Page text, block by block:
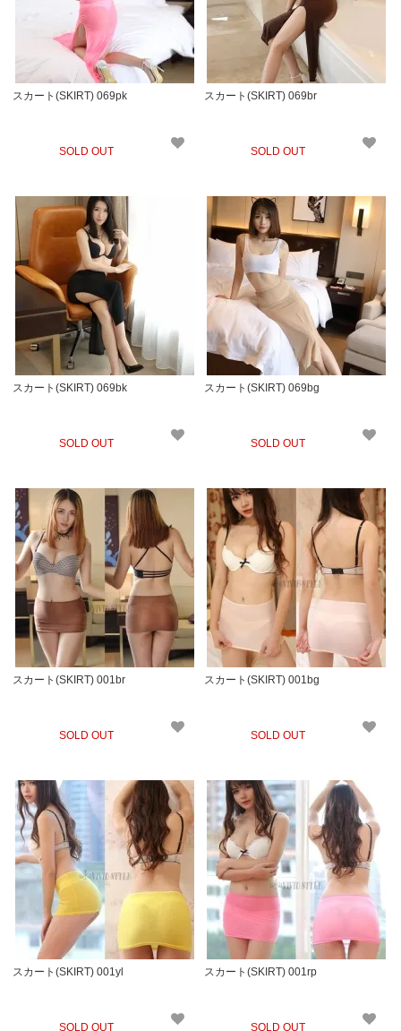
スカート(SKIRT) 069pk
SOLD OUT
スカート(SKIRT) 069br
SOLD OUT
スカート(SKIRT) 069bk
SOLD OUT
スカート(SKIRT) 069bg
SOLD OUT
スカート(SKIRT) 001br
SOLD OUT
スカート(SKIRT) 001bg
SOLD OUT
スカート(SKIRT) 001yl
SOLD OUT
スカート(SKIRT) 001rp
SOLD OUT